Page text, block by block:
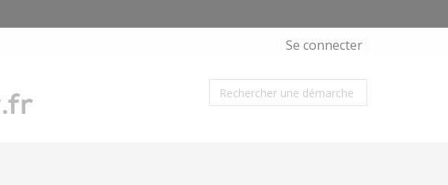
Se connecter